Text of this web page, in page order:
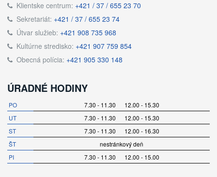
Klientske centrum: +421 / 37 / 655 23 70
Sekretariát: +421 / 37 / 655 23 74
Útvar služieb: +421 908 735 968
Kultúrne stredisko: +421 907 759 854
Obecná polícia: +421 905 330 148
ÚRADNÉ HODINY
PO
7.30 - 11.30 12.00 - 15.30
UT
7.30 - 11.30 12.00 - 15.30
ST
7.30 - 11.30 12.00 - 16.30
ŠT
nestránkový deň
PI
7.30 - 11.30 12.00 - 15.00